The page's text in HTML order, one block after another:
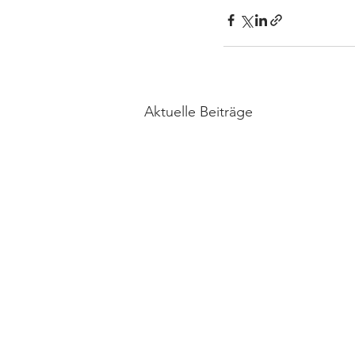
Aktuelle Beiträge